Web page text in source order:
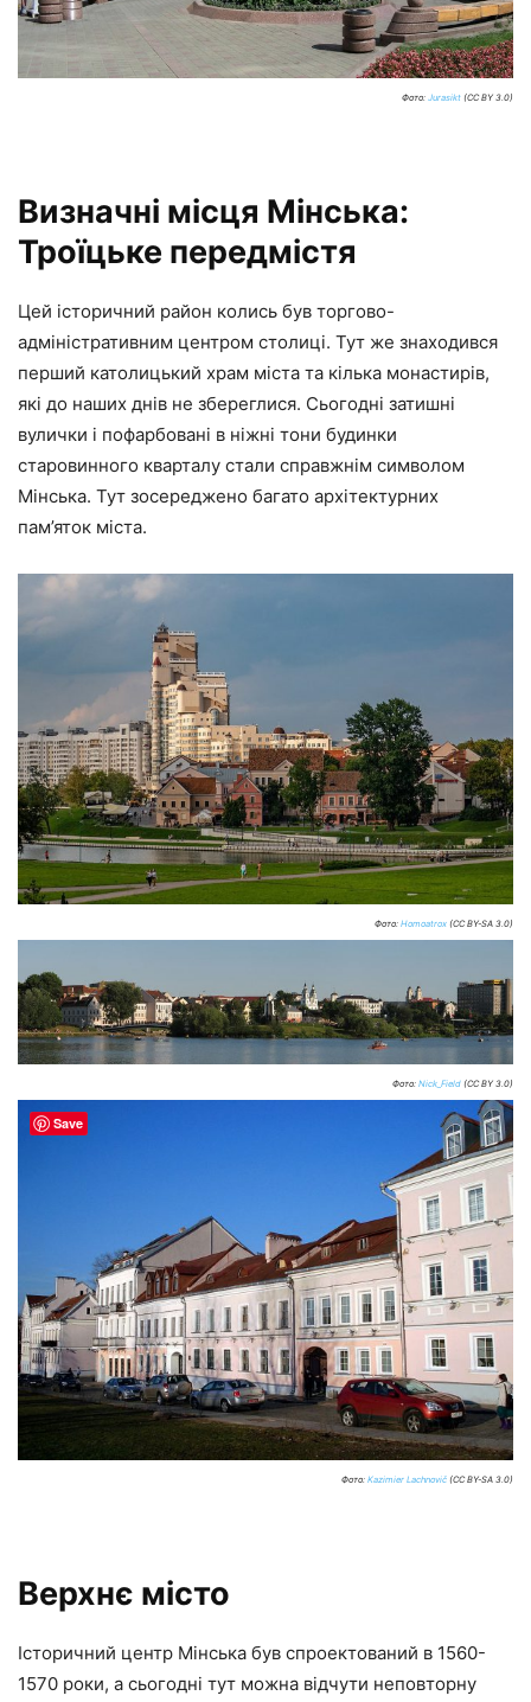
Фото: Jurasikt (CC BY 3.0)
Визначні місця Мінська:
Троїцьке передмістя
Цей історичний район колись був торгово-
адміністративним центром столиці. Тут же знаходився
перший католицький храм міста та кілька монастирів,
які до наших днів не збереглися. Сьогодні затишні
вулички і пофарбовані в ніжні тони будинки
старовинного кварталу стали справжнім символом
Мінська. Тут зосереджено багато архітектурних
пам’яток міста.
Фото: Homoatrox (CC BY-SA 3.0)
Фото: Nick_Field (CC BY 3.0)
Фото: Kazimier Lachnovič (CC BY-SA 3.0)
Верхнє місто
Історичний центр Мінська був спроектований в 1560-
1570 роки, а сьогодні тут можна відчути неповторну
Save